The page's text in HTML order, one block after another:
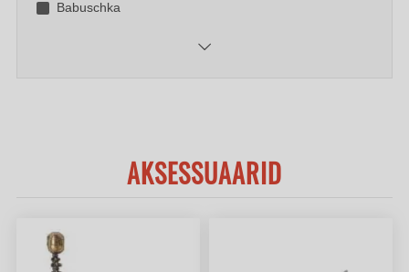
Babuschka
AKSESSUAARID